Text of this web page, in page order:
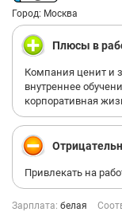
Город: Москва
Плюсы в
Компания ценит и
внутреннее
корпоративная
Привлекать на
Зарплата: белая